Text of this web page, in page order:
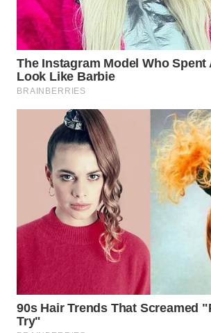
WN
MADURA
WN
SURABAYA
NATUNA
WN
BINTAN
WN
MANDALIKA
WN
LIKUPANG